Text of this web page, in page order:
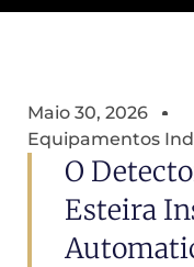
Maio 30, 2026
Equipamentos
O
Esteira